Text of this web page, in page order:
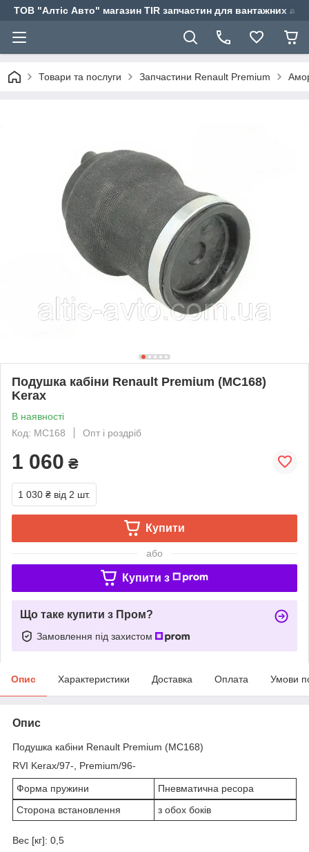
ТОВ "Алтіс Авто" магазин TIR запчастин для вантажних
Товари та послуги Запчастини Renault Premium
Подушка кабіни Renault Premium (MC168)
Kerax
В наявності
Код: MC168
Опт і роздріб
1 060 ₴
1 030 ₴ від 2 шт.
Купити
або
Купити з
Що таке купити з Пром?
Замовлення під захистом
Опис Характеристики Доставка Оплата Умови
Опис
Подушка кабіни Renault Premium (MC168)
RVI Kerax/97-, Premium/96-
Форма пружини
Пневматична ресора
Сторона встановлення
з обох боків
Вес [кг]: 0,5